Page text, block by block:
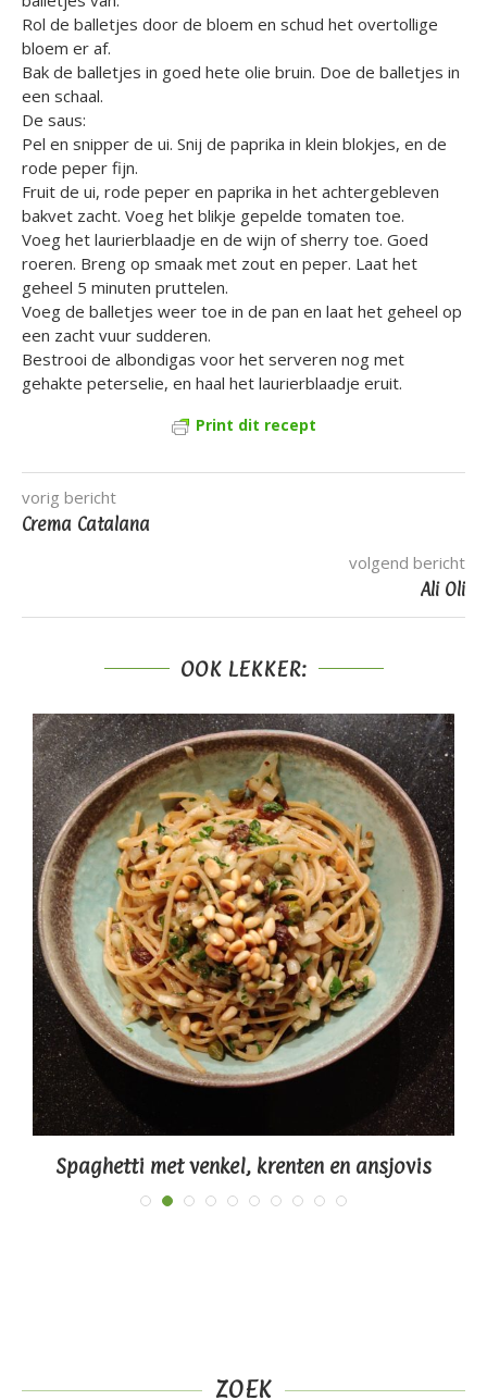
Rol de balletjes door de bloem en schud het overtollige
bloem er af.
Bak de balletjes in goed hete olie bruin. Doe de balletjes in
een schaal.
De saus:
Pel en snipper de ui. Snij de paprika in klein blokjes, en de
rode peper fijn.
Fruit de ui, rode peper en paprika in het achtergebleven
bakvet zacht. Voeg het blikje gepelde tomaten toe.
Voeg het laurierblaadje en de wijn of sherry toe. Goed
roeren. Breng op smaak met zout en peper. Laat het
geheel 5 minuten pruttelen.
Voeg de balletjes weer toe in de pan en laat het geheel op
een zacht vuur sudderen.
Bestrooi de albondigas voor het serveren nog met
gehakte peterselie, en haal het laurierblaadje eruit.
Print dit recept
vorig bericht
Crema Catalana
volgend bericht
Ali Oli
OOK LEKKER:
Spaghetti met venkel, krenten en ansjovis
ZOEK